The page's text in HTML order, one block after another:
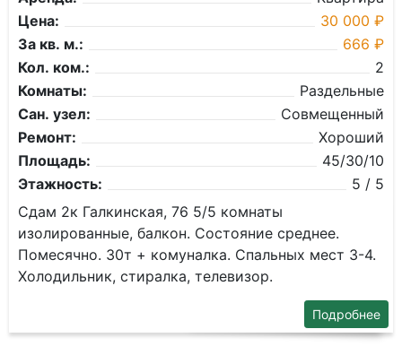
Цена:
30 000 ₽
За кв. м.:
666 ₽
Кол. ком.:
2
Комнаты:
Раздельные
Сан. узел:
Совмещенный
Ремонт:
Хороший
Площадь:
45/30/10
Этажность:
5 / 5
Сдам 2к Галкинская, 76 5/5 комнаты
изолированные, балкон. Состояние среднее.
Помесячно. 30т + комуналка. Спальных мест 3-4.
Холодильник, стиралка, телевизор.
Подробнее